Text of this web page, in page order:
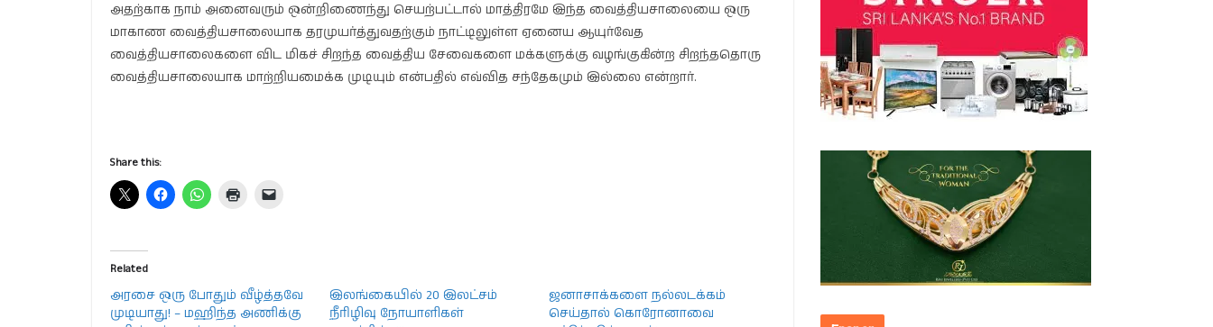
அதற்காக நாம் அனைவரும் ஒன்றிணைந்து செயற்பட்டால் மாத்திரமே இந்த வைத்தியசாலையை ஒரு
மாகாண வைத்தியசாலையாக தரமுயர்த்துவதற்கும் நாட்டிலுள்ள ஏனைய ஆயுர்வேத
வைத்தியசாலைகளை விட மிகச் சிறந்த வைத்திய சேவைகளை மக்களுக்கு வழங்குகின்ற சிறந்ததொரு
வைத்தியசாலையாக மாற்றியமைக்க முடியும் என்பதில் எவ்வித சந்தேகமும் இல்லை என்றார்.
Share this:
Related
அரசை ஒரு போதும் வீழ்த்தவே
முடியாது! – மஹிந்த அணிக்கு
இலங்கையில் 20 இலட்சம்
நீரிழிவு நோயாளிகள்
ஜனாசாக்களை நல்லடக்கம்
செய்தால் கொரோனாவை